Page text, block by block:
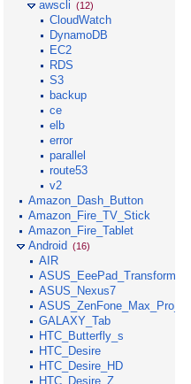
awscli (12)
CloudWatch
DynamoDB
EC2
RDS
S3
backup
ce
elb
error
parallel
route53
v2
Amazon_Dash_Button
Amazon_Fire_TV_Stick
Amazon_Fire_Tablet
Android (16)
AIR
ASUS_EeePad_Transformer
ASUS_Nexus7
ASUS_ZenFone_Max_Pro_M1
GALAXY_Tab
HTC_Butterfly_s
HTC_Desire
HTC_Desire_HD
HTC_Desire_Z